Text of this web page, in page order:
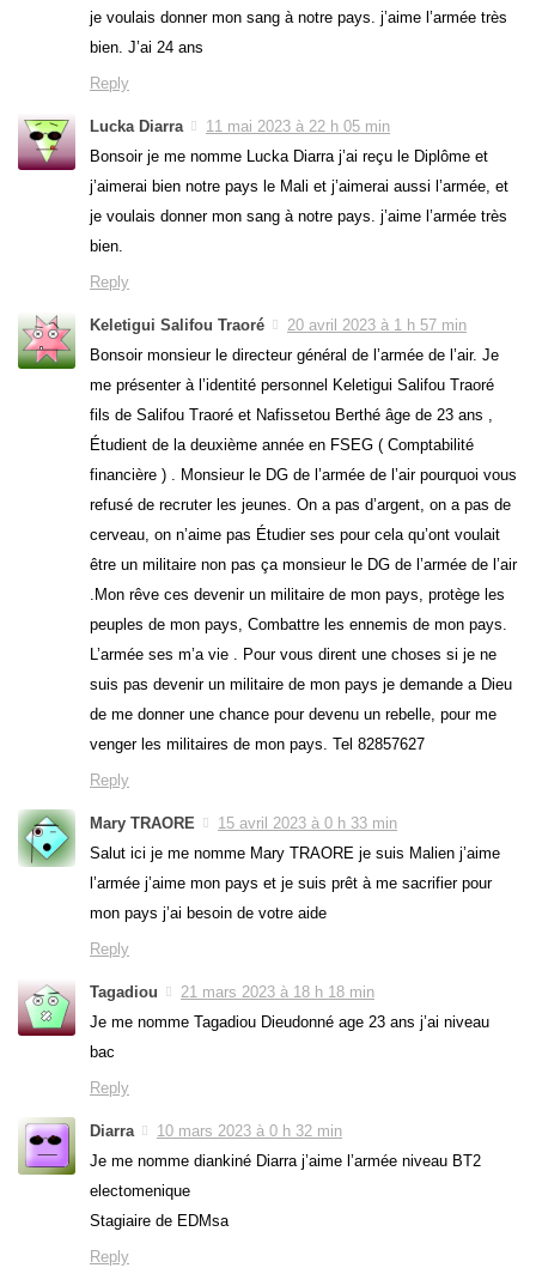
je voulais donner mon sang à notre pays. j’aime l’armée très
bien. J’ai 24 ans
Reply
Lucka Diarra
11 mai 2023 à 22 h 05 min
Bonsoir je me nomme Lucka Diarra j’ai reçu le Diplôme et
j’aimerai bien notre pays le Mali et j’aimerai aussi l’armée, et
je voulais donner mon sang à notre pays. j’aime l’armée très
bien.
Reply
Keletigui Salifou Traoré
20 avril 2023 à 1 h 57 min
Bonsoir monsieur le directeur général de l’armée de l’air. Je
me présenter à l’identité personnel Keletigui Salifou Traoré
fils de Salifou Traoré et Nafissetou Berthé âge de 23 ans ,
Étudient de la deuxième année en FSEG ( Comptabilité
financière ) . Monsieur le DG de l’armée de l’air pourquoi vous
refusé de recruter les jeunes. On a pas d’argent, on a pas de
cerveau, on n’aime pas Étudier ses pour cela qu’ont voulait
être un militaire non pas ça monsieur le DG de l’armée de l’air
.Mon rêve ces devenir un militaire de mon pays, protège les
peuples de mon pays, Combattre les ennemis de mon pays.
L’armée ses m’a vie . Pour vous dirent une choses si je ne
suis pas devenir un militaire de mon pays je demande a Dieu
de me donner une chance pour devenu un rebelle, pour me
venger les militaires de mon pays. Tel 82857627
Reply
Mary TRAORE
15 avril 2023 à 0 h 33 min
Salut ici je me nomme Mary TRAORE je suis Malien j’aime
l’armée j’aime mon pays et je suis prêt à me sacrifier pour
mon pays j’ai besoin de votre aide
Reply
Tagadiou
21 mars 2023 à 18 h 18 min
Je me nomme Tagadiou Dieudonné age 23 ans j’ai niveau
bac
Reply
Diarra
10 mars 2023 à 0 h 32 min
Je me nomme diankiné Diarra j’aime l’armée niveau BT2
electomenique
Stagiaire de EDMsa
Reply